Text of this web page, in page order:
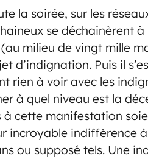
la soirée, sur les
se déchainèrent
milieu de vingt mille
d’indignation. Puis il
rien à voir avec les
à quel niveau est la
cette manifestation
incroyable indifférence
ou supposé tels. Une